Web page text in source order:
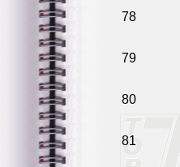
78
79
80
81